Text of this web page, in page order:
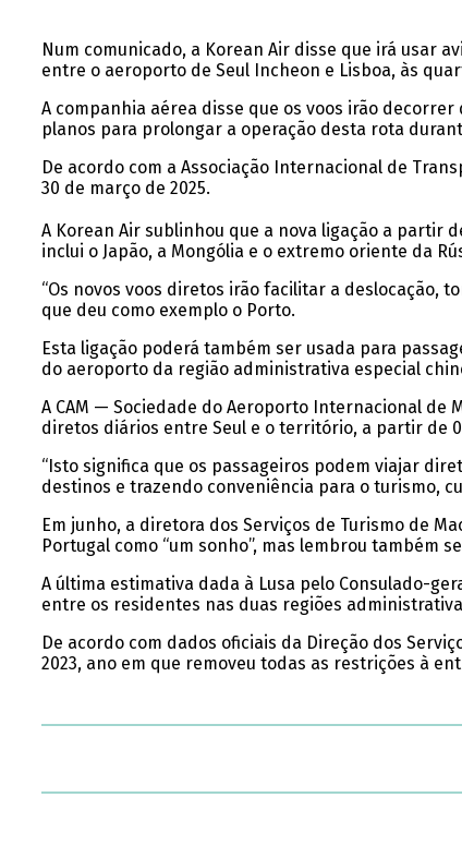
Num comunicado, a Korean Air disse que irá usar
entre o aeroporto de Seul Incheon e Lisboa, às
A companhia aérea disse que os voos irão
planos para prolongar a operação desta rota
De acordo com a Associação Internacional de
30 de março de 2025.
A Korean Air sublinhou que a nova ligação a partir
inclui o Japão, a Mongólia e o extremo oriente da
“Os novos voos diretos irão facilitar a deslocação,
que deu como exemplo o Porto.
Esta ligação poderá também ser usada para
do aeroporto da região administrativa especial
A CAM — Sociedade do Aeroporto Internacional de
diretos diários entre Seul e o território, a partir de
“Isto significa que os passageiros podem viajar
destinos e trazendo conveniência para o turismo,
Em junho, a diretora dos Serviços de Turismo de
Portugal como “um sonho”, mas lembrou também
A última estimativa dada à Lusa pelo Consulado-
entre os residentes nas duas regiões
De acordo com dados oficiais da Direção dos
2023, ano em que removeu todas as restrições à